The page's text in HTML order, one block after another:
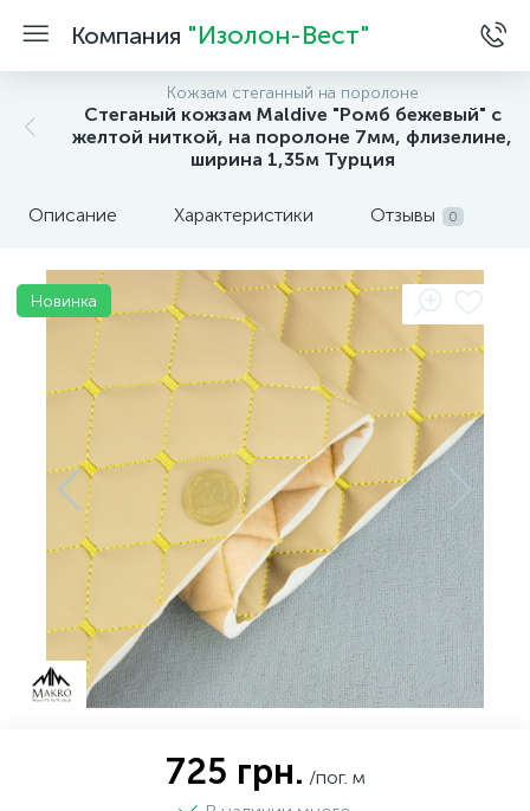
Компания "Изолон-Вест"
Кожзам стеганный на поролоне
Стеганый кожзам Maldive "Ромб бежевый" с
желтой ниткой, на поролоне 7мм, флизелине,
ширина 1,35м Турция
Описание Характеристики Отзывы 0
Новинка
725 грн. /пог. м